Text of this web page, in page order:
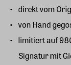
direkt vom
von Hand
limitiert auf
Signatur mit